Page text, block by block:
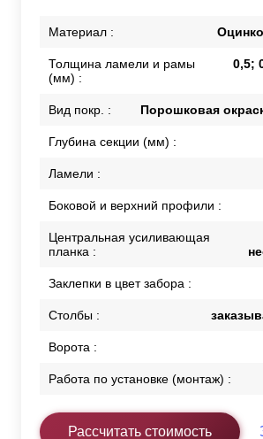
Материал :
Толщина ламели и рамы
(мм) :
0,5;
Вид покр. : Порошковая
Глубина секции (мм) :
Ламели :
Боковой и верхний профили :
Центральная усиливающая
планка :
Заклепки в цвет забора :
Столбы :
Ворота :
Работа по установке (монтаж) :
Рассчитать стоимость